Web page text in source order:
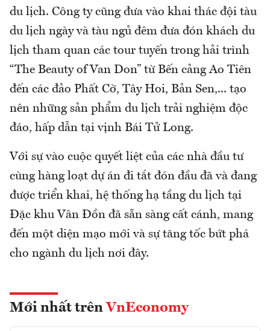
du lịch. Công ty cũng đưa vào khai thác đội tàu
du lịch ngày và tàu ngủ đêm đưa đón khách du
lịch tham quan các tour tuyến trong hải trình
“The Beauty of Van Don” từ Bến cảng Ao Tiên
đến các đảo Phất Cờ, Tây Hoi, Bản Sen,... tạo
nên những sản phẩm du lịch trải nghiệm độc
đáo, hấp dẫn tại vịnh Bái Tử Long.
Với sự vào cuộc quyết liệt của các nhà đầu tư
cùng hàng loạt dự án đi tắt đón đầu đã và đang
được triển khai, hệ thống hạ tầng du lịch tại
Đặc khu Vân Đồn đã sẵn sàng cất cánh, mang
đến một diện mạo mới và sự tăng tốc bứt phá
cho ngành du lịch nơi đây.
Mới nhất trên VnEconomy